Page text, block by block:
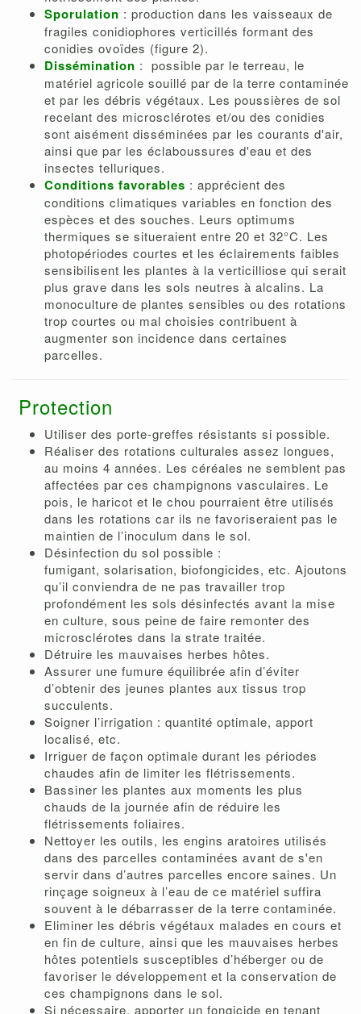
Sporulation : production dans les vaisseaux de
fragiles conidiophores verticillés formant des
conidies ovoïdes (figure 2).
Dissémination : possible par le terreau, le
matériel agricole souillé par de la terre contaminée
et par les débris végétaux. Les poussières de sol
recelant des microsclérotes et/ou des conidies
sont aisément disséminées par les courants d'air,
ainsi que par les éclaboussures d'eau et des
insectes telluriques.
Conditions favorables : apprécient des
conditions climatiques variables en fonction des
espèces et des souches. Leurs optimums
thermiques se situeraient entre 20 et 32°C. Les
photopériodes courtes et les éclairements faibles
sensibilisent les plantes à la verticilliose qui serait
plus grave dans les sols neutres à alcalins. La
monoculture de plantes sensibles ou des rotations
trop courtes ou mal choisies contribuent à
augmenter son incidence dans certaines
parcelles.
Protection
Utiliser des porte-greffes résistants si possible.
Réaliser des rotations culturales assez longues,
au moins 4 années. Les céréales ne semblent pas
affectées par ces champignons vasculaires. Le
pois, le haricot et le chou pourraient être utilisés
dans les rotations car ils ne favoriseraient pas le
maintien de l’inoculum dans le sol.
Désinfection du sol possible :
fumigant, solarisation, biofongicides, etc. Ajoutons
qu’il conviendra de ne pas travailler trop
profondément les sols désinfectés avant la mise
en culture, sous peine de faire remonter des
microsclérotes dans la strate traitée.
Détruire les mauvaises herbes hôtes.
Assurer une fumure équilibrée afin d’éviter
d’obtenir des jeunes plantes aux tissus trop
succulents.
Soigner l’irrigation : quantité optimale, apport
localisé, etc.
Irriguer de façon optimale durant les périodes
chaudes afin de limiter les flétrissements.
Bassiner les plantes aux moments les plus
chauds de la journée afin de réduire les
flétrissements foliaires.
Nettoyer les outils, les engins aratoires utilisés
dans des parcelles contaminées avant de s'en
servir dans d’autres parcelles encore saines. Un
rinçage soigneux à l’eau de ce matériel suffira
souvent à le débarrasser de la terre contaminée.
Eliminer les débris végétaux malades en cours et
en fin de culture, ainsi que les mauvaises herbes
hôtes potentiels susceptibles d’héberger ou de
favoriser le développement et la conservation de
ces champignons dans le sol.
Si nécessaire, apporter un fongicide en tenant